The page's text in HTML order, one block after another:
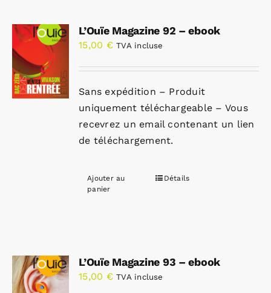
L’Ouïe Magazine 92 – ebook
15,00 € TVA incluse
Sans expédition – Produit
uniquement téléchargeable – Vous
recevrez un email contenant un lien
de téléchargement.
Ajouter au
panier
Détails
L’Ouïe Magazine 93 – ebook
15,00 € TVA incluse